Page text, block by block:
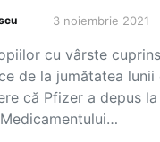
3 noiembrie 2021
cu vârste
de la jumătatea lunii
că Pfizer a depus